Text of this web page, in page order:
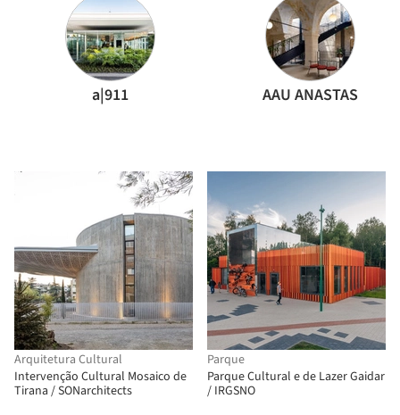
a|911 AAU ANASTAS
Arquitetura Cultural
Intervenção Cultural Mosaico de
Tirana / SONarchitects
Parque
Parque Cultural e de Lazer Gaidar
/ IRGSNO